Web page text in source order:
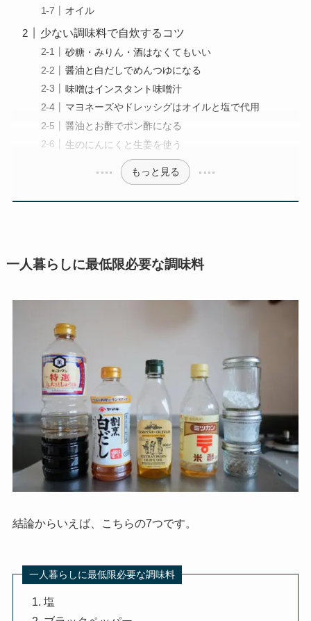
オイル
少ない調味料で自炊するコツ
砂糖・みりん・酒はなくてもいい
醤油と白だしでめんつゆになる
味噌はインスタント味噌汁
マヨネーズやドレッシグはオイルと塩で代用
醤油とお酢でポン酢になる
生のにんにくと生姜を使う
もっと見る
一人暮らしに最低限必要な調味料
結論からいえば、こちらの7つです。
一人暮らしに最低限必要な調味料
塩